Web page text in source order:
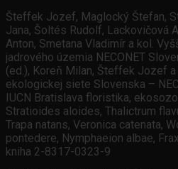
Šteffek Jozef, Maglocký Štefan,
Jana, Šoltés Rudolf, Lackovičová
Anton, Smetana Vladimír a kol.
jadrového územia NECONET
(ed.), Koreň Milan, Šteffek Jozef a
ekologickej siete Slovenska –
IUCN Bratislava floristika,
Stratioides aloides, Thalictrum
Trapa natans, Veronica catenata,
pontedere, Nymphaeion albae,
kniha 2-8317-0323-9